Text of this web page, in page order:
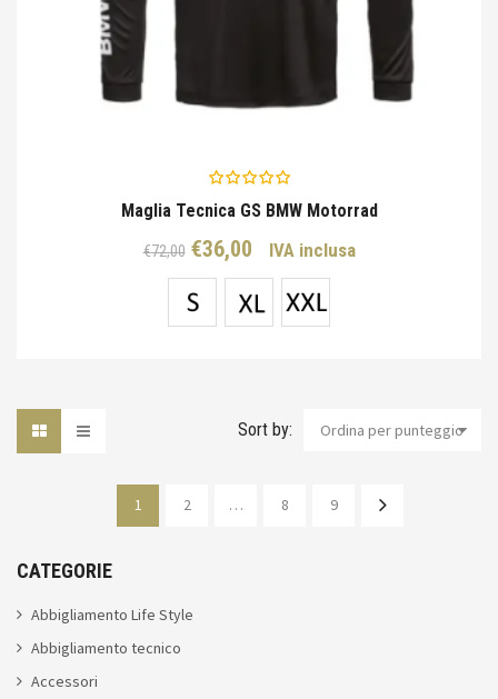
Maglia Tecnica GS BMW Motorrad
€72,00 Il
prezzo
originale
era:
€36,00
Il
prezzo
attuale
è:
IVA inclusa
Sort by: Ordina per punteggio
1 2 … 8 9
CATEGORIE
Abbigliamento Life Style
Abbigliamento tecnico
Accessori